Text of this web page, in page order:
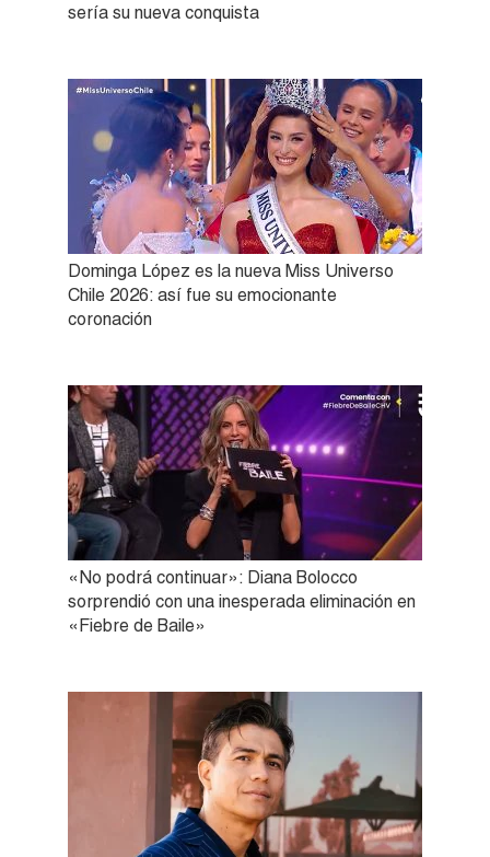
sería su nueva conquista
Dominga López es la nueva Miss Universo
Chile 2026: así fue su emocionante
coronación
«No podrá continuar»: Diana Bolocco
sorprendió con una inesperada eliminación en
«Fiebre de Baile»